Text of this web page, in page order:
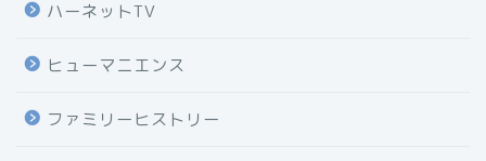
ハーネットTV
ヒューマニエンス
ファミリーヒストリー